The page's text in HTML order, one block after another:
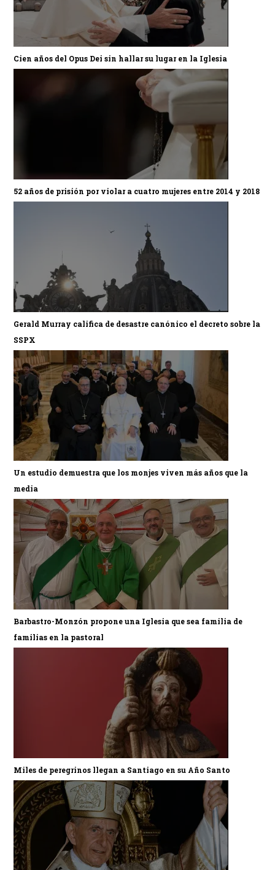
Cien años del Opus Dei sin hallar su lugar en la Iglesia
52 años de prisión por violar a cuatro mujeres entre 2014 y 2018
Gerald Murray califica de desastre canónico el decreto sobre la
SSPX
Un estudio demuestra que los monjes viven más años que la
media
Barbastro-Monzón propone una Iglesia que sea familia de
familias en la pastoral
Miles de peregrinos llegan a Santiago en su Año Santo